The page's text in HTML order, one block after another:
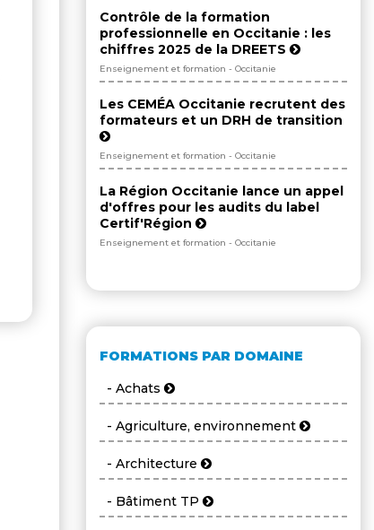
Contrôle de la formation
professionnelle en Occitanie : les
chiffres 2025 de la DREETS
Enseignement et formation - Occitanie
Les CEMÉA Occitanie recrutent des
formateurs et un DRH de transition
Enseignement et formation - Occitanie
La Région Occitanie lance un appel
d'offres pour les audits du label
Certif'Région
Enseignement et formation - Occitanie
FORMATIONS PAR DOMAINE
- Achats
- Agriculture, environnement
- Architecture
- Bâtiment TP